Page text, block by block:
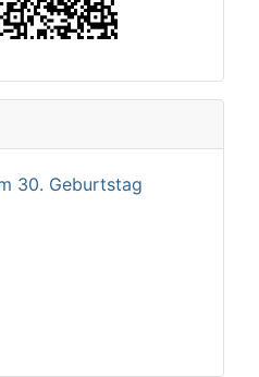
30. Geburtstag